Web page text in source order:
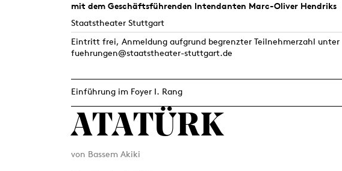
mit dem Geschäftsführenden Intendanten Marc-Oliver Hendriks
Staatstheater Stuttgart
Eintritt frei, Anmeldung aufgrund begrenzter Teilnehmerzahl unter
fuehrungen@staatstheater-stuttgart.de
Einführung im Foyer I. Rang
ATATÜRK
von Bassem Akiki